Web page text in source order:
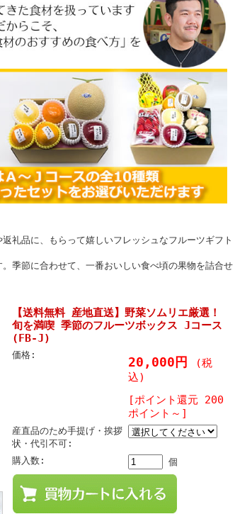
礼品に、もらって嬉しいフレッシュなフルーツギフト
季節に合わせて、一番おいしい食べ頃の果物を詰合せ
【送料無料 産地直送】野菜ソムリエ厳選！
旬を満喫 季節のフルーツボックス Jコース
(FB-J)
価格: 20,000円
(税
込)
[ポイント還元 200
ポイント～]
産直品のため手提げ・挨拶
状・代引不可:
購入数:
個